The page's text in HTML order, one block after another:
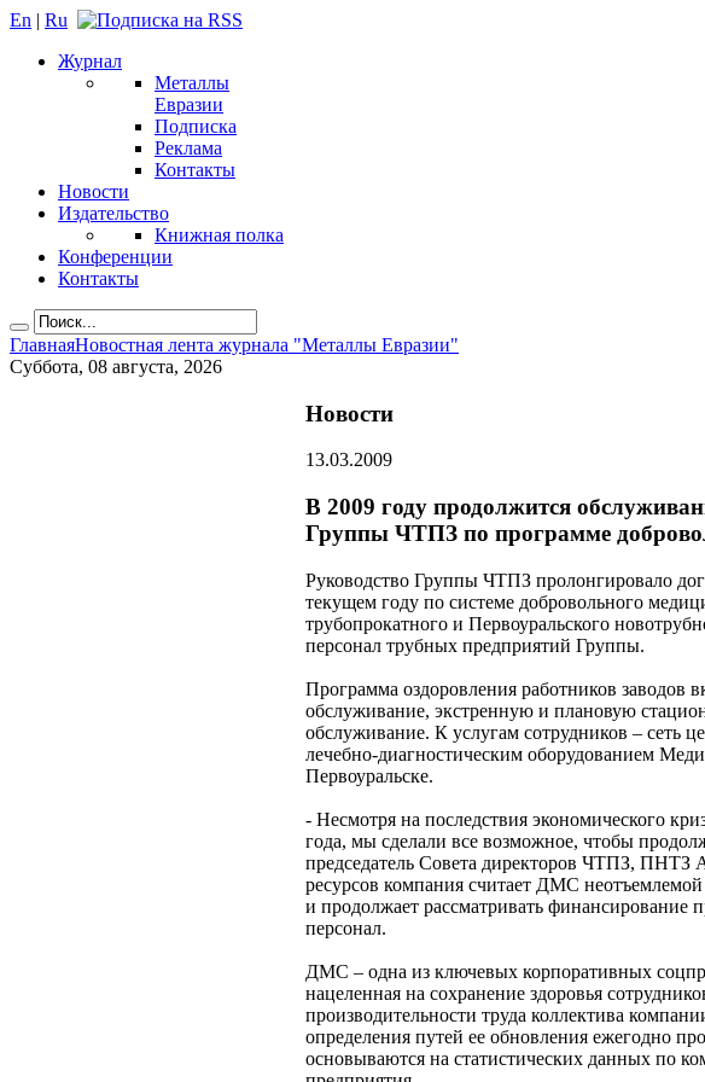
En | Ru
Журнал
Металлы
Евразии
Подписка
Реклама
Контакты
Новости
Издательство
Книжная полка
Конференции
Контакты
ГлавнаяНовостная лента журнала "Металлы Евразии"
Суббота, 08 августа, 2026
Новости
13.03.2009
В 2009 году продолжится
Группы ЧТПЗ по программе
Руководство Группы ЧТПЗ пролонгировало
текущем году по системе добровольного
трубопрокатного и Первоуральского
персонал трубных предприятий Группы.
Программа оздоровления работников заводов
обслуживание, экстренную и плановую
обслуживание. К услугам сотрудников – сеть
лечебно-диагностическим оборудованием
Первоуральске.
- Несмотря на последствия экономического
года, мы сделали все возможное, чтобы
председатель Совета директоров ЧТПЗ, ПНТЗ
ресурсов компания считает ДМС неотъемлемой
и продолжает рассматривать финансирование
персонал.
ДМС – одна из ключевых корпоративных
нацеленная на сохранение здоровья
производительности труда коллектива
определения путей ее обновления ежегодно
основываются на статистических данных по